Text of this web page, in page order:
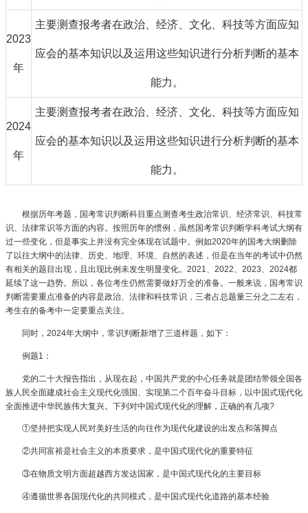
2023
年
主要测查报考者在政治、经济、文化、科技等方面应知
应会的基本知识以及运用这些知识进行分析判断的基本
能力。
2024
年
主要测查报考者在政治、经济、文化、科技等方面应知
应会的基本知识以及运用这些知识进行分析判断的基本
能力。
根据历年考题，国考常识判断科目重点测查考生政治常识、经济常识、科技常
识、法律常识等方面的内容。按照历年的惯例，虽然国考常识判断学科考试大纲有
过一些变化，但是事实上并没有完全体现在试题中。例如2020年的国考大纲删除
了以往大纲中的法律、历史、地理、环境、自然的表述，但是在当年的考试中仍然
有相关的题目出现，且出现比例未发生明显变化。2021、2022、2023、2024都
延续了这一趋势。所以，各位考生仍然需要做好万全的准备。一般来说，国考常识
判断需要重点准备的内容是政治、法律和科技常识，三者占总题量三分之二左右，
考生在的备考中一定要重点关注。
同时，2024年大纲中，常识判断新增了三道样题，如下：
例题1：
党的二十大报告指出，从现在起，中国共产党的中心任务就是团结带领全国各
族人民全面建成社会主义现代化强国、实现第二个百年奋斗目标，以中国式现代化
全面推进中华民族伟大复兴。下列对中国式现代化的理解，正确的有几项?
①坚持把实现人民对美好生活的向往作为现代化建设的出发点和落脚点
②共同富裕是社会主义的本质要求，是中国式现代化的重要特征
③在物质文明方面超越西方发达国家，是中国式现代化的主要目标
④遵循世界各国现代化的共同模式，是中国式现代化道路的基本经验